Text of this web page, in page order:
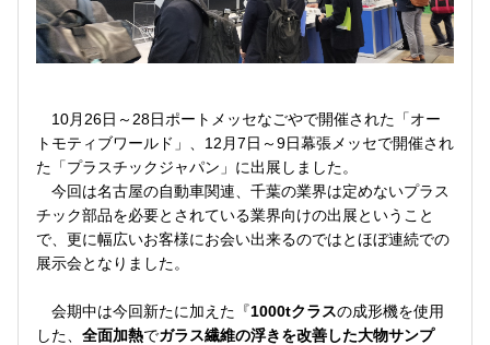
10月26日～28日ポートメッセなごやで開催された「オー
トモティブワールド」、12月7日～9日幕張メッセで開催され
た「プラスチックジャパン」に出展しました。
今回は名古屋の自動車関連、千葉の業界は定めないプラス
チック部品を必要とされている業界向けの出展ということ
で、更に幅広いお客様にお会い出来るのではとほぼ連続での
展示会となりました。
会期中は今回新たに加えた『1000tクラスの成形機を使用
した、 全面加熱でガラス繊維の浮きを改善した大物サンプ